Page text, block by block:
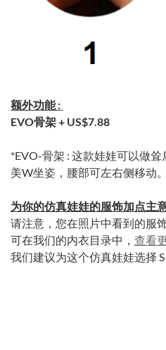
额外功能 :
EVO骨架 + US$7.88
*EVO-骨架 : 这款娃娃可以做
美W坐姿，腰部可左右侧移动。
为你的仿真娃娃的服饰加点主意
请注意，您在照片中看到的服
可在我们的内衣目录中， 查看
我们建议为这个仿真娃娃选择